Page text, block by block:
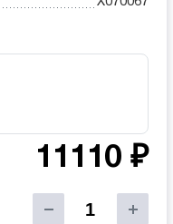
11110 ₽